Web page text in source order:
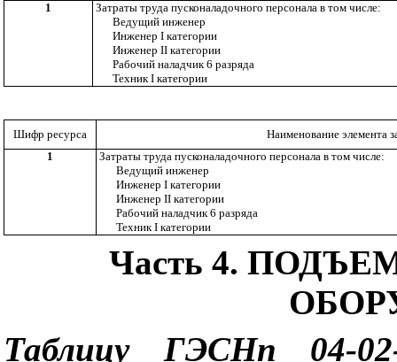
1
Затраты труда пусконаладочного персонала в том числе:
Ведущий инженер
Инженер I категории
Инженер II категории
Рабочий наладчик 6 разряда
ТехникI категории
Шифр ресурса
Наименование элемента
1
Затраты труда пусконаладочного персонала в том числе:
Ведущий инженер
Инженер I категории
Инженер II категории
Рабочий наладчик 6 разряда
ТехникI категории
Часть 4.
Таблицу ГЭСНп 04-